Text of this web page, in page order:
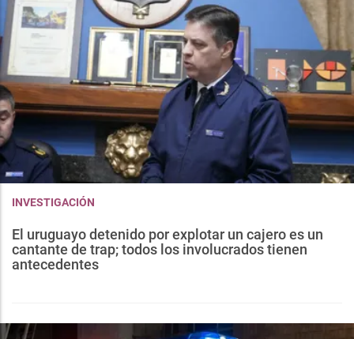
INVESTIGACIÓN
El uruguayo detenido por explotar un cajero es un
cantante de trap; todos los involucrados tienen
antecedentes